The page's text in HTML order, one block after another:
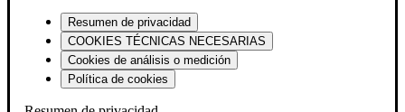
Resumen de privacidad
COOKIES TÉCNICAS NECESARIAS
Cookies de análisis o medición
Política de cookies